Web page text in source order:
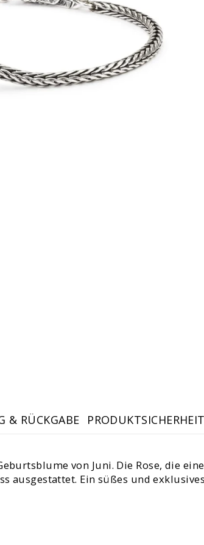
& RÜCKGABE
von Juni. Die Rose, die
ausgestattet. Ein süßes und